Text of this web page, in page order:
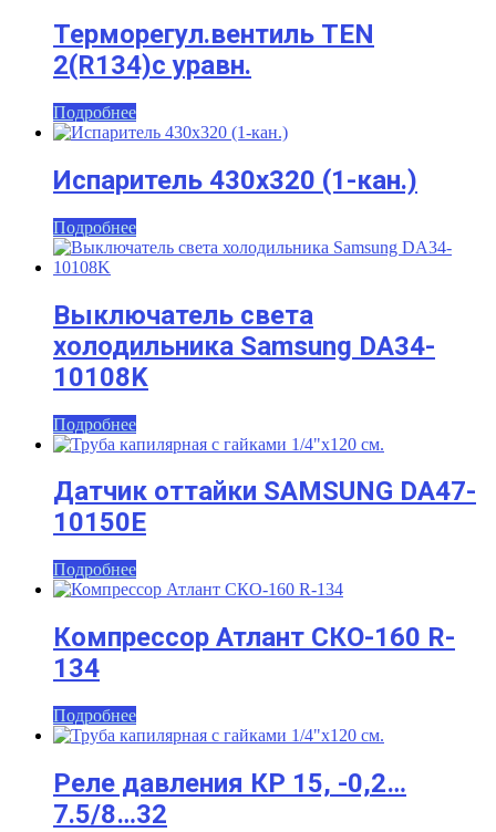
Терморегул.вентиль TEN
2(R134)с уравн.
Подробнее
Испаритель 430х320 (1-кан.)
Подробнее
Выключатель света
холодильника Samsung DA34-
10108K
Подробнее
Датчик оттайки SAMSUNG DA47-
10150E
Подробнее
Компрессор Атлант СКО-160 R-
134
Подробнее
Реле давления КР 15, -0,2…
7.5/8…32